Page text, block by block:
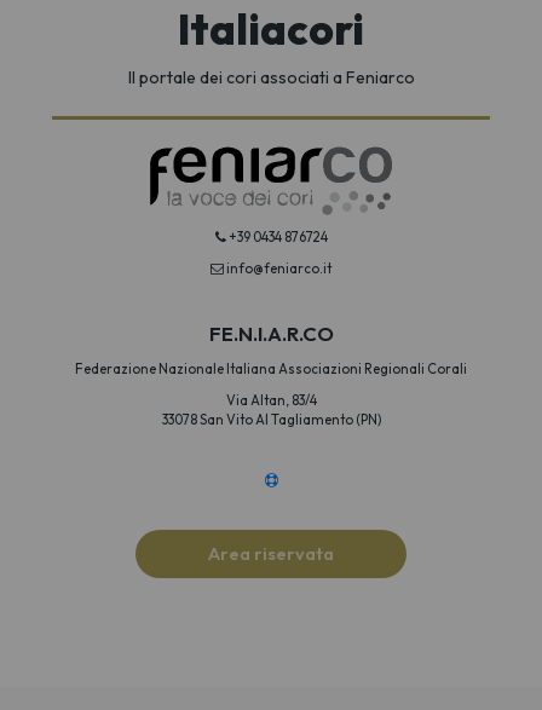
Italiacori
Il portale dei cori associati a Feniarco
+39 0434 876724
info@feniarco.it
FE.N.I.A.R.CO
Federazione Nazionale Italiana Associazioni Regionali Corali
Via Altan, 83/4
33078 San Vito Al Tagliamento (PN)
Area riservata